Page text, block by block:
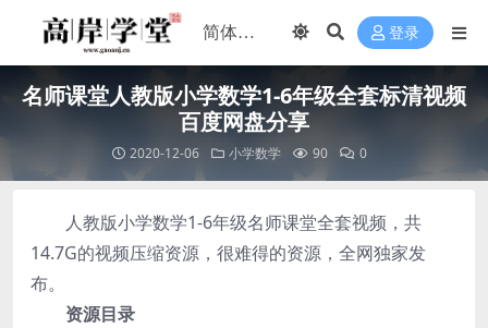
登录
名师课堂人教版小学数学1-6年级全套标清视频
百度网盘分享
2020-12-06 小学数学 90 0
人教版小学数学1-6年级名师课堂全套视频，共
14.7G的视频压缩资源，很难得的资源，全网独家发
布。
资源目录